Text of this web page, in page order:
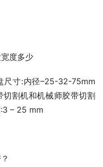
宽度多少
割机和机械师胶带切割
– 25 mm